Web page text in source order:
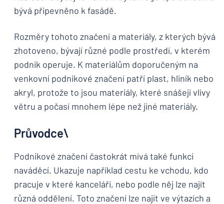
bývá připevněno k fasádě.
Rozměry tohoto značení a materiály, z kterých bývá
zhotoveno, bývají různé podle prostředí, v kterém
podnik operuje. K materiálům doporučeným na
venkovní podnikové značení patří plast, hliník nebo
akryl, protože to jsou materiály, které snášejí vlivy
větru a počasí mnohem lépe než jiné materiály.
Průvodce\
Podnikové značení častokrát mívá také funkci
naváděcí. Ukazuje například cestu ke vchodu, kdo
pracuje v které kanceláři, nebo podle něj lze najít
různá oddělení. Toto značení lze najít ve výtazích a